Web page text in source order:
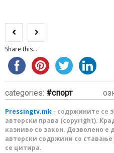
Share this...
categories: спорт
Pressingtv.mk - содржините се
авторски права (copyright).
казниво со закон. Дозволено
авторски содржини со ставање
се цитира.